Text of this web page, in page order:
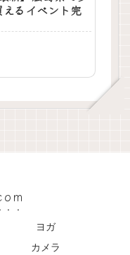
るイベント完
ヨガ
カメラ